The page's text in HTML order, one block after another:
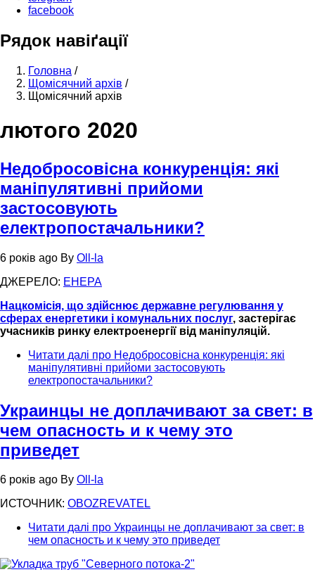
facebook
Рядок навіґації
Головна /
Щомісячний архів /
Щомісячний архів
лютого 2020
Недобросовісна конкуренція: які
маніпулятивні прийоми
застосовують
електропостачальники?
6 років ago By Oll-la
ДЖЕРЕЛО: ЕНЕРА
Нацкомісія, що здійснює державне регулювання у
сферах енергетики і комунальних послуг, застерігає
учасників ринку електроенергії від маніпуляцій.
Читати далі про Недобросовісна конкуренція: які
маніпулятивні прийоми застосовують
електропостачальники?
Украинцы не доплачивают за свет: в
чем опасность и к чему это
приведет
6 років ago By Oll-la
ИСТОЧНИК: OBOZREVATEL
Читати далі про Украинцы не доплачивают за свет: в
чем опасность и к чему это приведет